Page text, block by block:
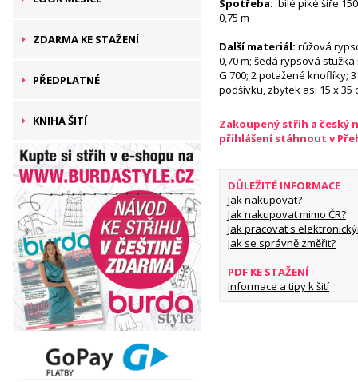
ZDARMA KE STAŽENÍ
PŘEDPLATNÉ
KNIHA ŠITÍ
Spotřeba: bílé piké šíře
0,75 m
Další materiál: růžová
0,70 m; šedá rypsová stužka
G 700; 2 potažené knoflíky;
podšívku, zbytek asi 15 x 35
Zakoupený střih a český
přihlášení stáhnout v
DŮLEŽITÉ INFORMACE
Jak nakupovat?
Jak nakupovat mimo ČR?
Jak pracovat s
Jak se správně změřit?
PDF KE STAŽENÍ
Informace a tipy k šití